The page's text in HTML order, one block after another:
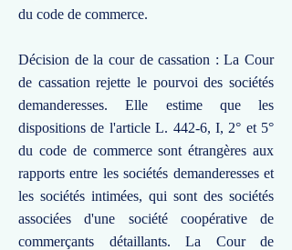
du code de commerce.
Décision de la cour de cassation : La Cour
de cassation rejette le pourvoi des sociétés
demanderesses. Elle estime que les
dispositions de l'article L. 442-6, I, 2° et 5°
du code de commerce sont étrangères aux
rapports entre les sociétés demanderesses et
les sociétés intimées, qui sont des sociétés
associées d'une société coopérative de
commerçants détaillants. La Cour de